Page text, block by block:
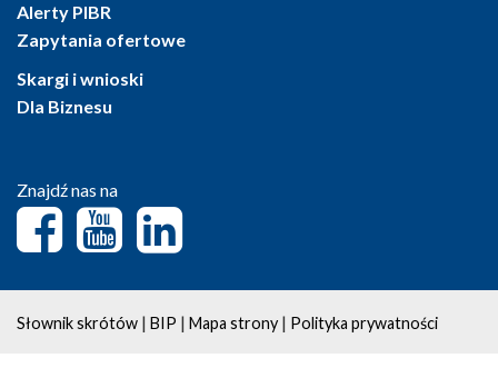
Alerty PIBR
Zapytania ofertowe
Skargi i wnioski
Dla Biznesu
Znajdź nas na
Słownik skrótów | BIP | Mapa strony | Polityka prywatności